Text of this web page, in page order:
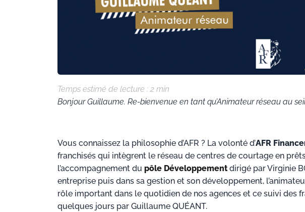
Temps estimé de lecture : 2 min
Bonjour Guillaume. Re-bienvenue en tant qu’Animateur réseau au
Vous connaissez la philosophie d’AFR ? La volonté d’AFR
franchisés qui intègrent le réseau de centres de courtage en
l’accompagnement du pôle Développementdirigé par Virginie
entreprise puis dans sa gestion et son développement,
rôle important dans le quotidien de nos agences et ce suivi des
quelques jours par Guillaume QUÉANT.